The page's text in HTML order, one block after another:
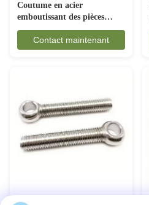
Coutume en acier
emboutissant des pièces
anticorrosion pour
l'industrie automobile
Contact maintenant